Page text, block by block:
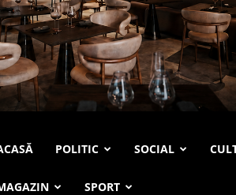
POLITIC SOCIAL
SPORT